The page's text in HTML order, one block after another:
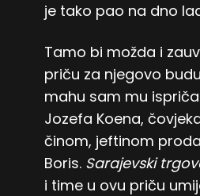
je tako pao na dno
Tamo bi možda i
priču za njegovo
mahu sam mu
Jozefa Koena,
činom, jeftinom
Boris. Sarajevski
i time u ovu priču